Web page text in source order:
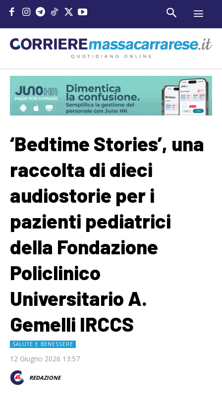
‘Bedtime Stories’, una
raccolta di dieci
audiostorie per i
pazienti pediatrici
della Fondazione
Policlinico
Universitario A.
Gemelli IRCCS
SALUTE E BENESSERE
12 Giugno 2026 13:57
REDAZIONE